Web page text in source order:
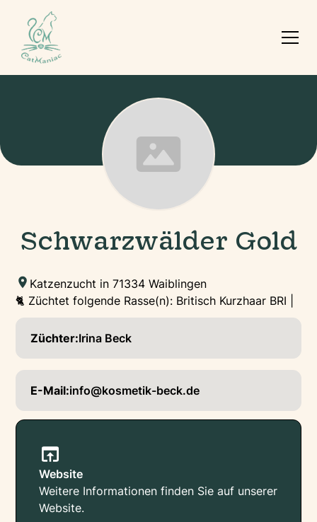
Schwarzwälder Gold
Katzenzucht in 71334 Waiblingen
🐈 Züchtet folgende Rasse(n): Britisch Kurzhaar BRI |
Züchter:Irina Beck
E-Mail:info@kosmetik-beck.de
Website
Weitere Informationen finden Sie auf unserer
Website.